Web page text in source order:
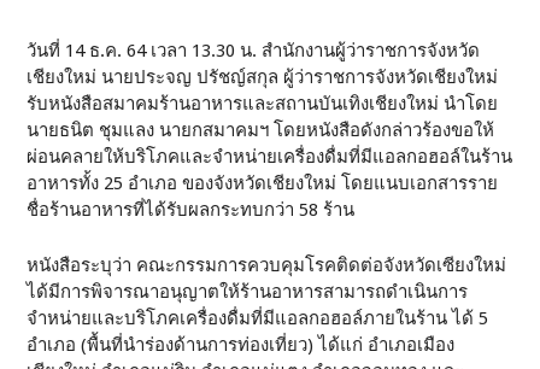
วันที่ 14 ธ.ค. 64 เวลา 13.30 น. สำนักงานผู้ว่าราชการจังหวัด
เชียงใหม่ นายประจญ ปรัชญ์สกุล ผู้ว่าราชการจังหวัดเชียงใหม่
รับหนังสือสมาคมร้านอาหารและสถานบันเทิงเชียงใหม่ นำโดย
นายธนิต ชุมแลง นายกสมาคมฯ โดยหนังสือดังกล่าวร้องขอให้
ผ่อนคลายให้บริโภคและจำหน่ายเครื่องดื่มที่มีแอลกอฮอล์ในร้าน
อาหารทั้ง 25 อำเภอ ของจังหวัดเชียงใหม่ โดยแนบเอกสารราย
ชื่อร้านอาหารที่ได้รับผลกระทบกว่า 58 ร้าน
หนังสือระบุว่า คณะกรรมการควบคุมโรคติดต่อจังหวัดเซียงใหม่
ได้มีการพิจารณาอนุญาตให้ร้านอาหารสามารถดำเนินการ
จำหน่ายและบริโภคเครื่องดื่มที่มีแอลกอฮอล์ภายในร้าน ได้ 5
อำเภอ (พื้นที่นำร่องด้านการท่องเที่ยว) ได้แก่ อำเภอเมือง